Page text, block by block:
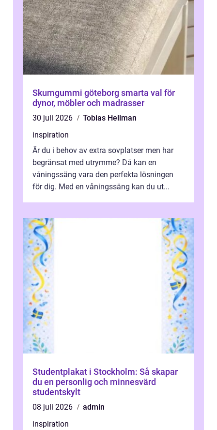
Skumgummi göteborg smarta val för
dynor, möbler och madrasser
30 juli 2026
Tobias Hellman
inspiration
Är du i behov av extra sovplatser men har
begränsat med utrymme? Då kan en
våningssäng vara den perfekta lösningen
för dig. Med en våningssäng kan du ut...
Studentplakat i Stockholm: Så skapar
du en personlig och minnesvärd
studentskylt
08 juli 2026
admin
inspiration